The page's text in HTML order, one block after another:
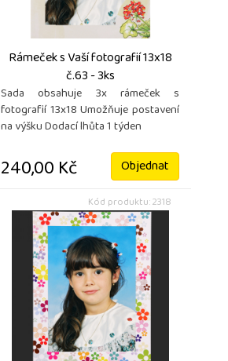
Rámeček s Vaší fotografií 13x18
č.63 - 3ks
Sada obsahuje 3x rámeček s
fotografií 13x18 Umožňuje postavení
na výšku Dodací lhůta 1 týden
240,00 Kč Objednat
Kód produktu: 2318